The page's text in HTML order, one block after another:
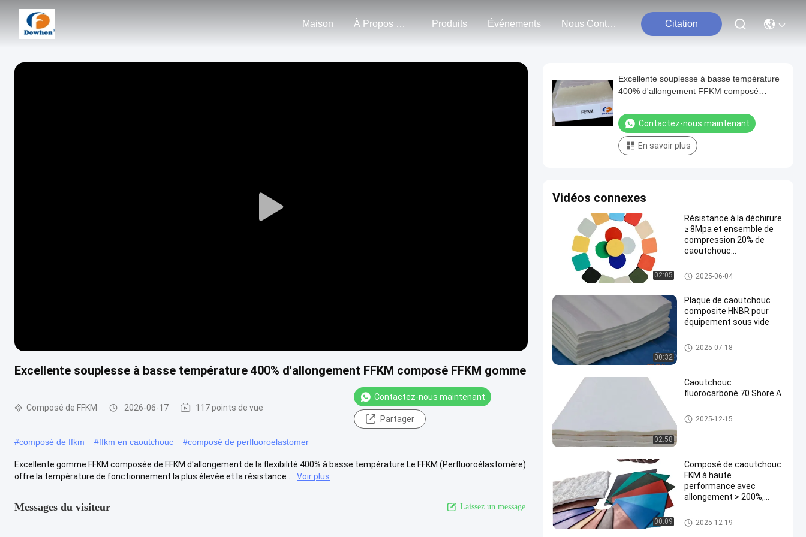
Maison À Propos De Nous Produits Événements Nous Contacter Citation
Play
Excellente souplesse à basse température 400% d'allongement FFKM composé FFKM gomme
Composé de FFKM 2026-06-17 117 points de vue
Contactez-nous maintenant
Partager
#composé de ffkm #ffkm en caoutchouc #composé de perfluoroelastomer
Excellente gomme FFKM composée de FFKM d'allongement de la flexibilité 400% à basse température Le FFKM (Perfluoroélastomère)
offre la température de fonctionnement la plus élevée et la résistance ...
Voir plus
Messages du visiteur Laissez un message.
Excellente souplesse à basse température
400% d'allongement FFKM composé
Contactez-nous maintenant
En savoir plus
Vidéos connexes
02:05
Résistance à la déchirure
≥ 8Mpa et ensemble de
compression 20% de
caoutchouc
l'industrie automobile
Le caoutchouc de fluor de FKM
2025-06-04
00:32
Plaque de caoutchouc
composite HNBR pour
équipement sous vide
Composé HNBR
2025-07-18
02:58
Caoutchouc
fluorocarboné 70 Shore A
Fluoroelastomer en caoutchou
c
2025-12-15
00:09
Composé de caoutchouc
FKM à haute
performance avec
allongement > 200%,
et liaison au métal
Composé en caoutchouc de F
KM
2025-12-19